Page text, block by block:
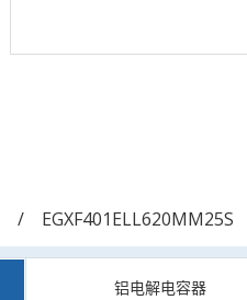
EGXF401ELL620MM25S
铝电解电容器